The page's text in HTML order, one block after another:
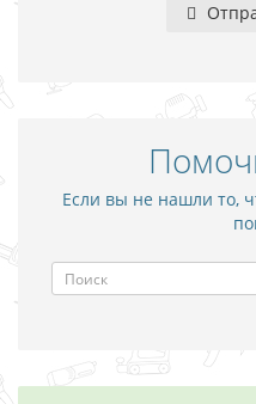
Если вы не нашли то,